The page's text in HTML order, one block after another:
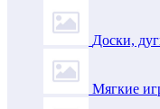
Доски,
Мягкие